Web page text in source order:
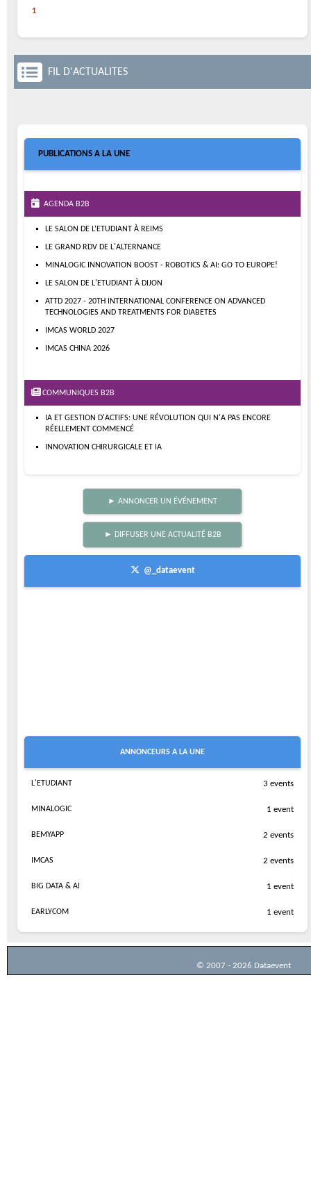
1
FIL D'ACTUALITES
PUBLICATIONS A LA UNE
AGENDA B2B
LE SALON DE L’ETUDIANT À REIMS
LE GRAND RDV DE L'ALTERNANCE
MINALOGIC INNOVATION BOOST - ROBOTICS & AI: GO TO EUROPE!
LE SALON DE L'ETUDIANT À DIJON
ATTD 2027 - 20TH INTERNATIONAL CONFERENCE ON ADVANCED
TECHNOLOGIES AND TREATMENTS FOR DIABETES
IMCAS WORLD 2027
IMCAS CHINA 2026
COMMUNIQUES B2B
IA ET GESTION D'ACTIFS: UNE RÉVOLUTION QUI N'A PAS ENCORE
RÉELLEMENT COMMENCÉ
INNOVATION CHIRURGICALE ET IA
► ANNONCER UN ÉVÉNEMENT
► DIFFUSER UNE ACTUALITÉ B2B
@_dataevent
ANNONCEURS A LA UNE
L'ETUDIANT 3 events
MINALOGIC 1 event
BEMYAPP 2 events
IMCAS 2 events
BIG DATA & AI 1 event
EARLYCOM 1 event
© 2007 - 2026 Dataevent